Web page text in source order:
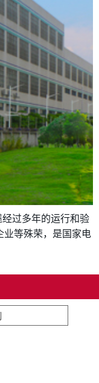
过多年的运行和验
业等殊荣，是国家电